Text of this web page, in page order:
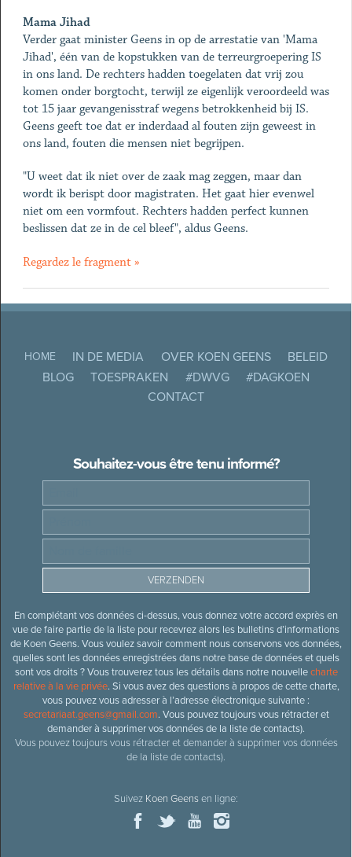
Mama Jihad
Verder gaat minister Geens in op de arrestatie van 'Mama
Jihad', één van de kopstukken van de terreurgroepering IS
in ons land. De rechters hadden toegelaten dat vrij zou
komen onder borgtocht, terwijl ze eigenlijk veroordeeld was
tot 15 jaar gevangenisstraf wegens betrokkenheid bij IS.
Geens geeft toe dat er inderdaad al fouten zijn geweest in
ons land, fouten die mensen niet begrijpen.
"U weet dat ik niet over de zaak mag zeggen, maar dan
wordt ik berispt door magistraten. Het gaat hier evenwel
niet om een vormfout. Rechters hadden perfect kunnen
beslissen dat ze in de cel bleef", aldus Geens.
Regardez le fragment »
HOME IN DE MEDIA OVER KOEN GEENS
BELEID
BLOG
TOESPRAKEN #DWVG
#DAGKOEN
CONTACT
Souhaitez-vous être tenu informé?
En complétant vos données ci-dessus, vous donnez votre accord exprès en
vue de faire partie de la liste pour recevrez alors les bulletins d’informations
de Koen Geens. Vous voulez savoir comment nous conservons vos données,
quelles sont les données enregistrées dans notre base de données et quels
sont vos droits ? Vous trouverez tous les détails dans notre nouvellecharte
relative à la vie privée. Si vous avez des questions à propos de cette charte,
vous pouvez vous adresser à l’adresse électronique suivante :
secretariaat.geens@gmail.com. Vous pouvez toujours vous rétracter et
demander à supprimer vos données de la liste de contacts).
Vous pouvez toujours vous rétracter et demander à supprimer vos données
de la liste de contacts).
Suivez Koen Geensen ligne: